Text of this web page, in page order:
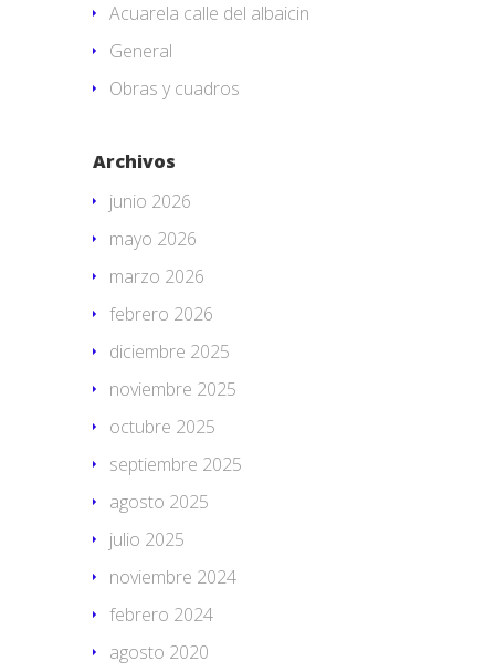
Acuarela calle del albaicin
General
Obras y cuadros
Archivos
junio 2026
mayo 2026
marzo 2026
febrero 2026
diciembre 2025
noviembre 2025
octubre 2025
septiembre 2025
agosto 2025
julio 2025
noviembre 2024
febrero 2024
agosto 2020